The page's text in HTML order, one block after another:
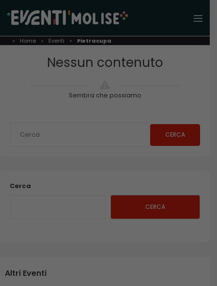
Home Eventi Pietracupa
Nessun contenuto
Sembra che possiamo
CERCA
Cerca
CERCA
Altri Eventi